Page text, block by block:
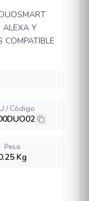
ALEXA Y
COMPATIBLE
/ Código
Peso
Kg